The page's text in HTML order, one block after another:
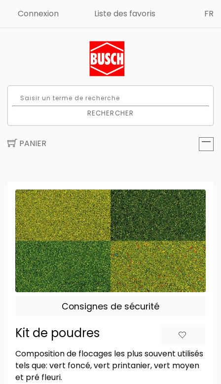
Connexion Liste des favoris FR
RECHERCHER
PANIER
Consignes de sécurité
Kit de poudres
Composition de flocages les plus souvent utilisés
tels que: vert foncé, vert printanier, vert moyen
et pré fleuri.